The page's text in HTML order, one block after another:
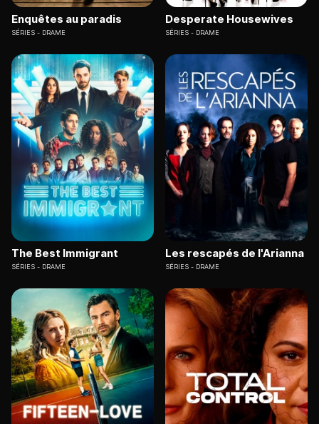
Enquêtes au paradis
SÉRIES DRAME
Desperate Housewives
SÉRIES DRAME
The Best Immigrant
SÉRIES DRAME
Les rescapés de l'Arianna
SÉRIES DRAME